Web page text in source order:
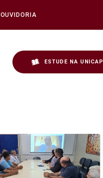
OUVIDORIA
ESTUDE NA UNICAP